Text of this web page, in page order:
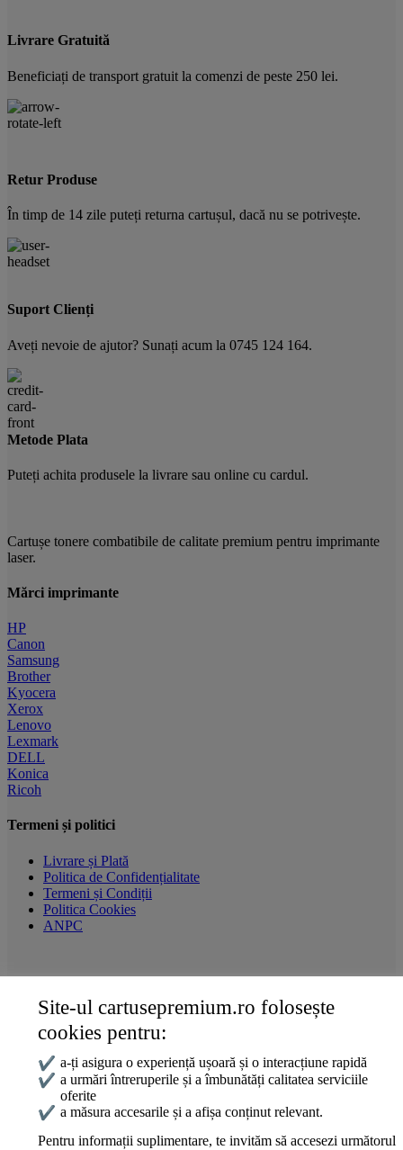
Livrare Gratuită
Beneficiați de transport gratuit la comenzi de peste 250 lei.
Retur Produse
În timp de 14 zile puteți returna cartușul, dacă nu se potrivește.
Suport Clienți
Aveți nevoie de ajutor? Sunați acum la 0745 124 164.
Metode Plata
Puteți achita produsele la livrare sau online cu cardul.
Cartușe tonere combatibile de calitate premium pentru imprimante
laser.
Mărci imprimante
HP
Canon
Samsung
Brother
Kyocera
Xerox
Lenovo
Lexmark
DELL
Konica
Ricoh
Termeni și politici
Livrare și Plată
Politica de Confidențialitate
Termeni și Condiții
Politica Cookies
ANPC
Date de contact
0745 124 164
contact@cartusepremium.ro
Luni –Vineri: 09:00 – 17:00
Cartușe Premium 2021 Creare Magazin OnlineBOSSNET
Site-ul cartusepremium.ro folosește
cookies pentru:
✔ a-ți asigura o experiență ușoară și o interacțiune rapidă
✔ a urmări întreruperile și a îmbunătăți calitatea serviciile
oferite
✔ a măsura accesarile și a afișa conținut relevant.
Pentru informații suplimentare, te invităm să accesezi următorul